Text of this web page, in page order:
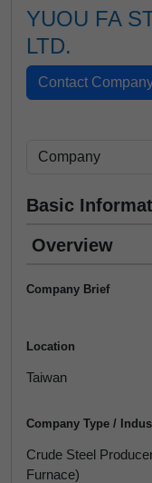
YUOU FA
LTD.
Basic
Overview
Company Brief
Location
Taiwan
Company Type /
Crude Steel
Furnace)